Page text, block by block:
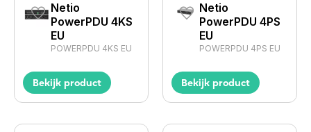
Netio
PowerPDU 4KS
EU
POWERPDU 4KS EU
Bekijk product
Netio
PowerPDU 4PS
EU
POWERPDU 4PS EU
Bekijk product